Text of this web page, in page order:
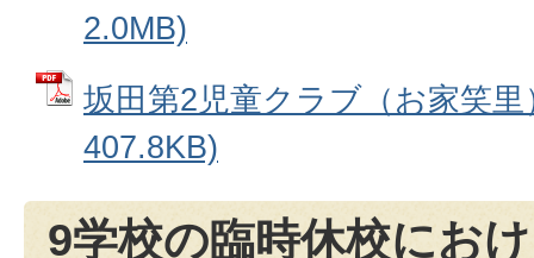
2.0MB)
坂田第2児童クラブ（お家笑
407.8KB)
9学校の臨時休校にお